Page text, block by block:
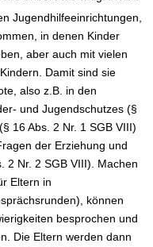
Jugendhilfeeinrichtungen,
in denen Kinder
aber auch mit vielen
Damit sind sie
also z.B. in den
und Jugendschutzes (§
16 Abs. 2 Nr. 1 SGB VIII)
der Erziehung und
2 Nr. 2 SGB VIII). Machen
Eltern in
können
besprochen und
Die Eltern werden dann